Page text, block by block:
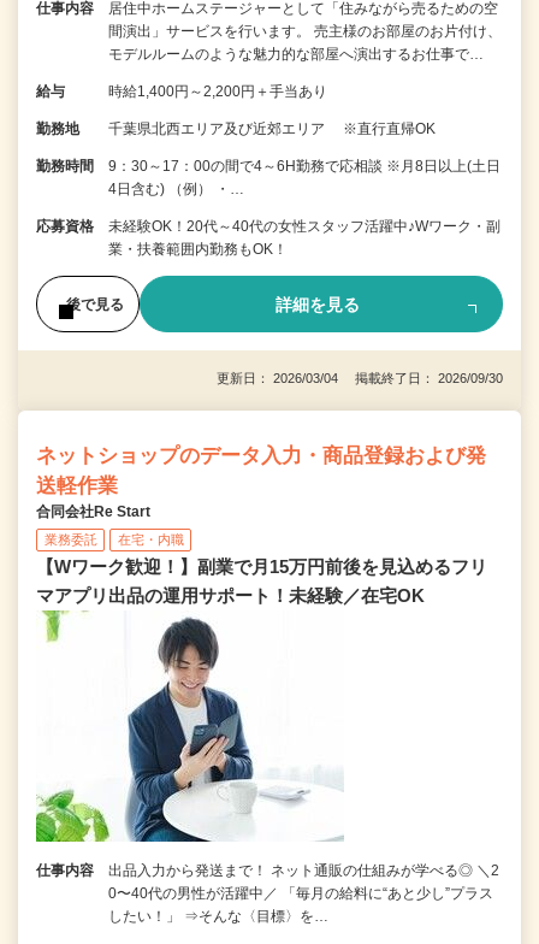
仕事内容
居住中ホームステージャーとして「住みながら売るための空
間演出」サービスを行います。 売主様のお部屋のお片付け、
モデルルームのような魅力的な部屋へ演出するお仕事で…
給与 時給1,400円～2,200円＋手当あり
勤務地 千葉県北西エリア及び近郊エリア ※直行直帰OK
勤務時間
9：30～17：00の間で4～6H勤務で応相談 ※月8日以上(土日
4日含む) （例） ・…
応募資格
未経験OK！20代～40代の女性スタッフ活躍中♪Wワーク・副
業・扶養範囲内勤務もOK！
後で見る 詳細を見る
更新日： 2026/03/04 掲載終了日： 2026/09/30
ネットショップのデータ入力・商品登録および発
送軽作業
合同会社Re Start
業務委託 在宅・内職
【Wワーク歓迎！】副業で月15万円前後を見込めるフリ
マアプリ出品の運用サポート！未経験／在宅OK
仕事内容
出品入力から発送まで！ ネット通販の仕組みが学べる◎ ＼2
0〜40代の男性が活躍中／ 「毎月の給料に“あと少し”プラス
したい！」 ⇒そんな〈目標〉を…